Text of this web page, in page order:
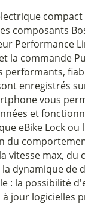
composants
Performance
la commande
performants,
enregistrés
vous
et
eBike Lock ou
du
vitesse max, du
dynamique de
: la possibilité
jour logicielles